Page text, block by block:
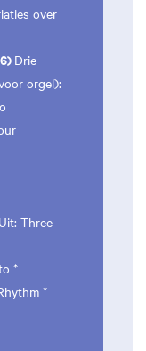
over
Drie
orgel):
Uit: Three
*
*